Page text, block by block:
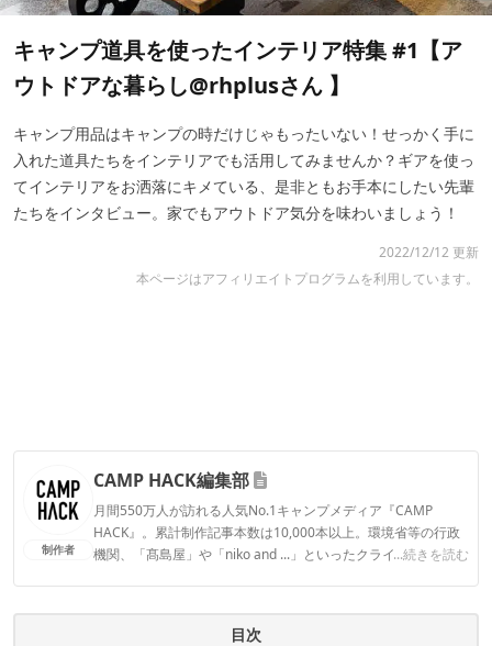
キャンプ道具を使ったインテリア特集 #1【ア
ウトドアな暮らし@rhplusさん 】
キャンプ用品はキャンプの時だけじゃもったいない！せっかく手に
入れた道具たちをインテリアでも活用してみませんか？ギアを使っ
てインテリアをお洒落にキメている、是非ともお手本にしたい先輩
たちをインタビュー。家でもアウトドア気分を味わいましょう！
2022/12/12 更新
本ページはアフィリエイトプログラムを利用しています。
制作者
CAMP HACK編集部
月間550万人が訪れる人気No.1キャンプメディア『CAMP
HACK』。累計制作記事本数は10,000本以上。環境省等の行政
機関、「髙島屋」や「niko and ...」といったクライアントとの
...続きを読む
CAMP HACK編集部のプロフィール
目次